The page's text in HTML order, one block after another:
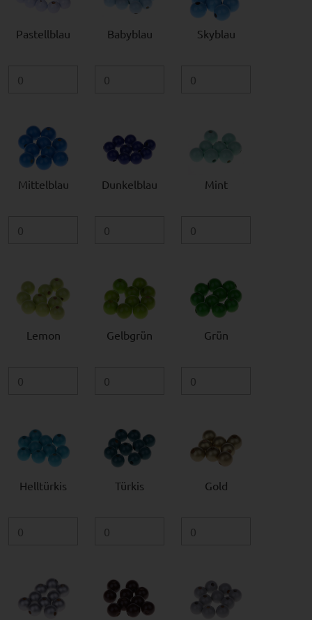
Pastellblau Babyblau Skyblau
Mittelblau Dunkelblau Mint
Lemon Gelbgrün Grün
Helltürkis Türkis Gold